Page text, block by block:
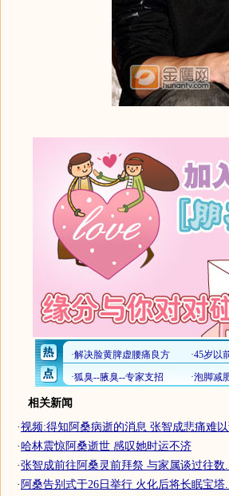
相关新闻
·视频:得知阿桑病逝的消息 张智成悲痛难
·哈林震惊阿桑逝世 感叹她时运不济
·张智成前往阿桑灵前拜祭 与家属谈过往数...
· 阿桑告别式于26日举行 火化后将长眠宝塔...